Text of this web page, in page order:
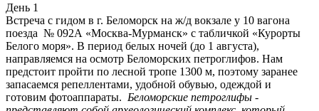
День 1
Встреча с гидом в г. Беломорск на ж/д вокзале у 10 вагона
поезда № 092А «Москва-Мурманск» с табличкой «Курорты
Белого моря». В период белых ночей (до 1 августа),
направляемся на осмотр Беломорских петроглифов. Нам
предстоит пройти по лесной тропе 1300 м, поэтому заранее
запасаемся репеллентами, удобной обувью, одеждой и
готовим фотоаппараты. Беломорские петроглифы -